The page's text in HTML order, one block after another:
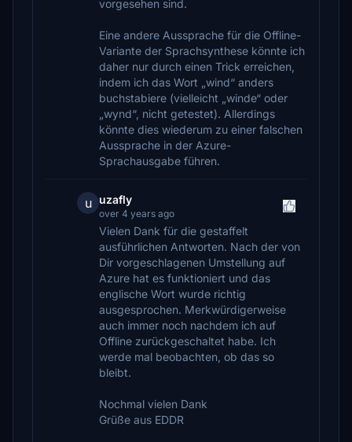
vorgesehen sind.
Eine andere Aussprache für die Offline-
Variante der Sprachsynthese könnte ich
daher nur durch einen Trick erreichen,
indem ich das Wort „wind“ anders
buchstabiere (vielleicht „winde“ oder
„wynd“, nicht getestet). Allerdings
könnte dies wiederum zu einer falschen
Aussprache in der Azure-
Sprachausgabe führen.
u uzafly
over 4 years ago
Vielen Dank für die gestaffelt
ausführlichen Antworten. Nach der von
Dir vorgeschlagenen Umstellung auf
Azure hat es funktioniert und das
englische Wort wurde richtig
ausgesprochen. Merkwürdigerweise
auch immer noch nachdem ich auf
Offline zurückgeschaltet habe. Ich
werde mal beobachten, ob das so
bleibt.
Nochmal vielen Dank
Grüße aus EDDR